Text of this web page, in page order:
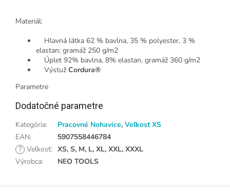
Materiál:
Hlavná látka 62 % bavlna, 35 % polyester, 3 %
elastan; gramáž 250 g/m2
Úplet 92% bavlna, 8% elastan, gramáž 360 g/m2
Výstuž Cordura®
Parametre
Dodatočné parametre
Kategória: Pracovné Nohavice, Veľkosť XS
EAN:
5907558446784
? Veľkosť: XS, S, M, L, XL, XXL, XXXL
Výrobca: NEO TOOLS